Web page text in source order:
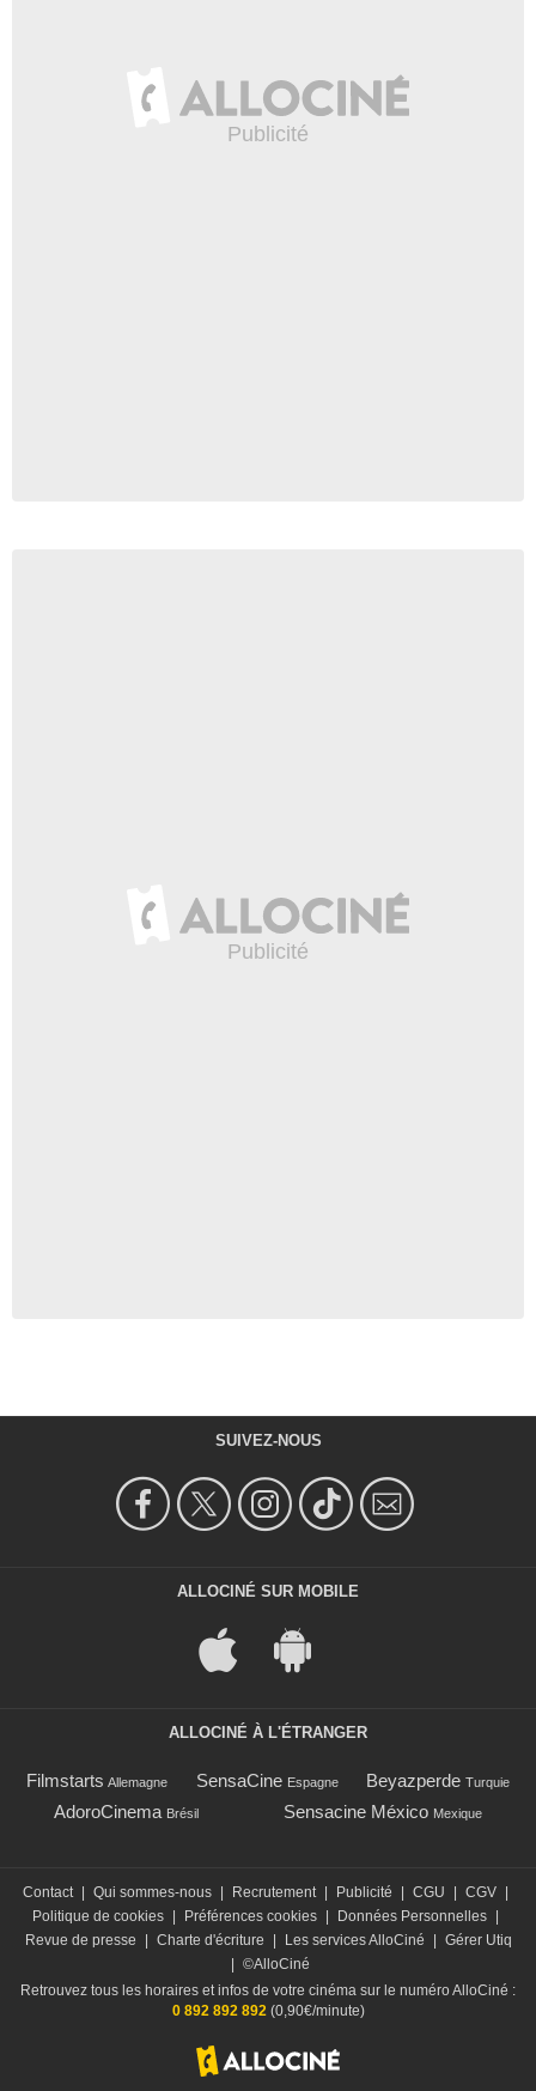
SUIVEZ-NOUS
ALLOCINÉ SUR MOBILE
ALLOCINÉ À L'ÉTRANGER
Filmstarts Allemagne SensaCine Espagne Beyazperde Turquie
AdoroCinema Brésil Sensacine México Mexique
Contact Qui sommes-nous Recrutement Publicité CGU CGV
Politique de cookies
Préférences cookies Données Personnelles
Revue de presse
Charte d'écriture Les services AlloCiné
Gérer Utiq
©AlloCiné
Retrouvez tous les horaires et infos de votre cinéma sur le numéro AlloCiné :
0 892 892 892(0,90€/minute)